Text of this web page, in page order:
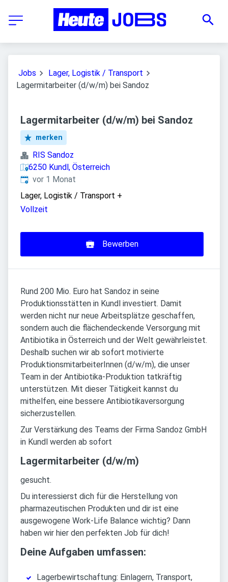
Jobs
Lager, Logistik / Transport
Lagermitarbeiter (d/w/m) bei Sandoz
Lagermitarbeiter (d/w/m) bei Sandoz
merken
RIS Sandoz
6250 Kundl, Österreich
Veröffentlicht:
vor 1 Monat
Lager, Logistik / Transport +
Vollzeit
Bewerben
Rund 200 Mio. Euro hat Sandoz in seine
Produktionsstätten in Kundl investiert. Damit
werden nicht nur neue Arbeitsplätze geschaffen,
sondern auch die flächendeckende Versorgung mit
Antibiotika in Österreich und der Welt gewährleistet.
Deshalb suchen wir ab sofort motivierte
ProduktionsmitarbeiterInnen (d/w/m), die unser
Team in der Antibiotika-Produktion tatkräftig
unterstützen. Mit dieser Tätigkeit kannst du
mithelfen, eine bessere Antibiotikaversorgung
sicherzustellen.
Zur Verstärkung des Teams der Firma Sandoz GmbH
in Kundl werden ab sofort
Lagermitarbeiter (d/w/m)
gesucht.
Du interessierst dich für die Herstellung von
pharmazeutischen Produkten und dir ist eine
ausgewogene Work-Life Balance wichtig? Dann
haben wir hier den perfekten Job für dich!
Deine Aufgaben umfassen:
Lagerbewirtschaftung: Einlagern, Transport,